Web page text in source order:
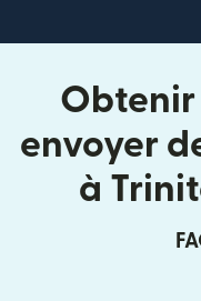
Obtenir
envoyer
à